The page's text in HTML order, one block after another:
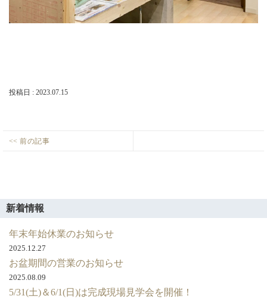
岡
し
投稿日 : 2023.07.15
投
ゲ
ー
シ
ョ
ン
<< 前の記事
ウ
ス
新着情報
年末年始休業のお知らせ
2025.12.27
お盆期間の営業のお知らせ
2025.08.09
5/31(土)＆6/1(日)は完成現場見学会を開催！